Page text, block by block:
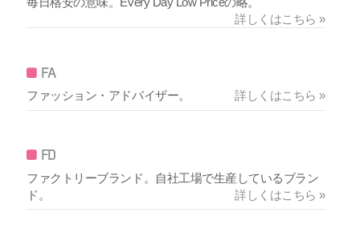
詳しくはこちら »
FA
ファッション・アドバイザー。 詳しくはこちら »
FD
ファクトリーブランド。自社工場で生産しているブラン
ド。
詳しくはこちら »